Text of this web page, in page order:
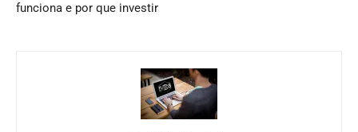
funciona e por que investir